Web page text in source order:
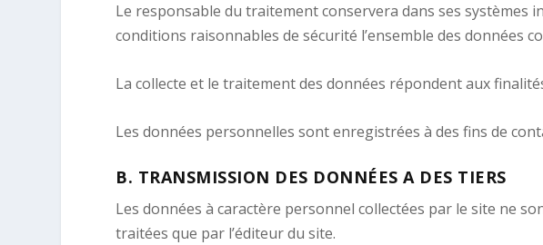
Le responsable du traitement conservera dans ses systèmes
conditions raisonnables de sécurité l’ensemble des données
La collecte et le traitement des données répondent aux
Les données personnelles sont enregistrées à des fins de
B. TRANSMISSION DES DONNÉES A DES TIERS
Les données à caractère personnel collectées par le site ne
traitées que par l’éditeur du site.